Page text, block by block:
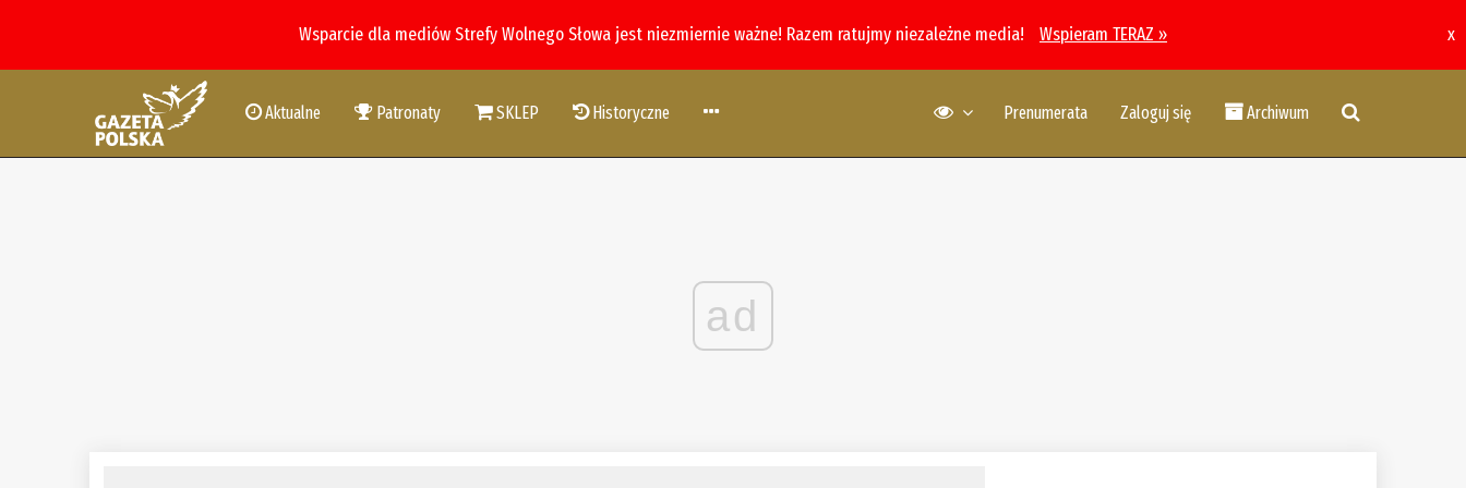
Wsparcie dla mediów Strefy Wolnego Słowa jest niezmiernie ważne! Razem ratujmy niezależne media! Wspieram TERAZ » x
Aktualne Patronaty SKLEP Historyczne Prenumerata Zaloguj się Archiwum
ad